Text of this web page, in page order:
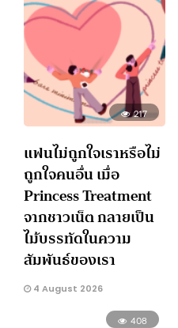
217
แฟนไม่ถูกใจเราหรือไม่
ถูกใจคนอื่น เมื่อ
Princess Treatment
จากชาวเน็ต กลายเป็น
ไม้บรรทัดในความ
สัมพันธ์ของเรา
4 August 2026
408